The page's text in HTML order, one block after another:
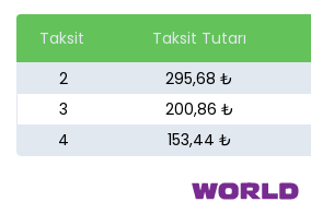
Taksit Taksit Tutarı
2
295,68 ₺
3
200,86 ₺
4
153,44 ₺